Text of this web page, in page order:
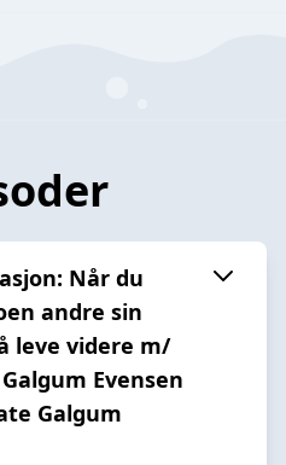
Når du
andre sin
leve videre m/
Evensen
Galgum